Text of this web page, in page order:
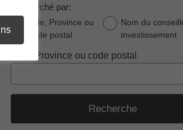
Recherché par:
Ville, Province ou
code postal
Nom du
investissement
Ville, Province ou code postal
Recherche